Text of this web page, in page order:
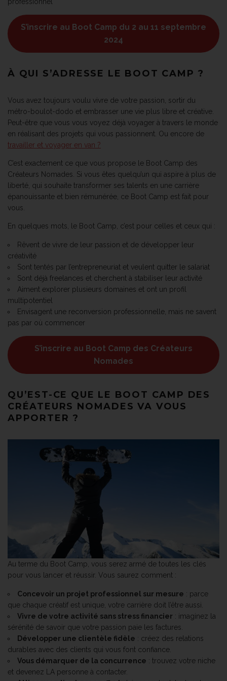
S’inscrire au Boot Camp du 2 au 11 septembre
2024
À QUI S’ADRESSE LE BOOT CAMP ?
Vous avez toujours voulu vivre de votre passion, sortir du
métro-boulot-dodo et embrasser une vie plus libre et créative.
Peut-être que vous vous voyez déjà voyager à travers le monde
en réalisant des projets qui vous passionnent. Ou encore de
travailler et voyager en van ?
C’est exactement ce que vous propose le Boot Camp des
Créateurs Nomades. Si vous êtes quelqu’un qui aspire à plus de
liberté, qui souhaite transformer ses talents en une carrière
épanouissante et bien rémunérée, ce Boot Camp est fait pour
vous.
En quelques mots, le Boot Camp, c’est pour celles et ceux qui :
Rêvent de vivre de leur passion et de développer leur
créativité
Sont tentés par l’entrepreneuriat et veulent quitter le salariat
Sont déjà freelances et cherchent à stabiliser leur activité
Aiment explorer plusieurs domaines et ont un profil
multipotentiel
Envisagent une reconversion professionnelle, mais ne savent
pas par où commencer
S’inscrire au Boot Camp des Créateurs
Nomades
QU’EST-CE QUE LE BOOT CAMP DES
CRÉATEURS NOMADES VA VOUS
APPORTER ?
Au terme du Boot Camp, vous serez armé de toutes les clés
pour vous lancer et réussir. Vous saurez comment :
Concevoir un projet professionnel sur mesure : parce
que chaque créatif est unique, votre carrière doit l’être aussi.
Vivre de votre activité sans stress financier : imaginez la
sérénité de savoir que votre passion paie les factures.
Développer une clientèle fidèle : créez des relations
durables avec des clients qui vous font confiance.
Vous démarquer de la concurrence : trouvez votre niche
et devenez LA personne à contacter.